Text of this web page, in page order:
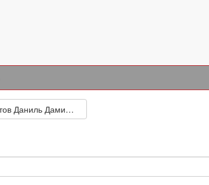
Азаматов Даниль Дамирович